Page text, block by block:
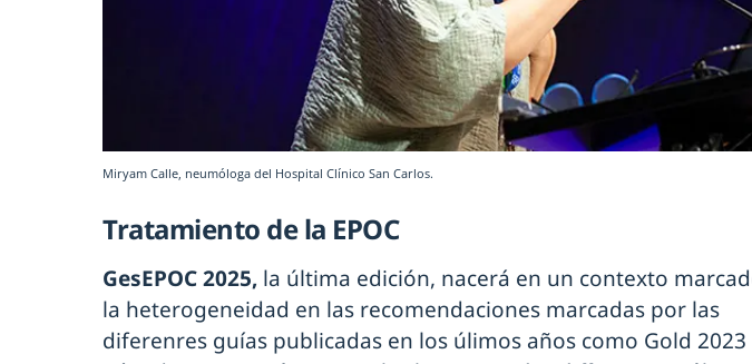
Miryam Calle, neumóloga del Hospital Clínico San Carlos.
Tratamiento de la EPOC
GesEPOC 2025, la última edición, nacerá en un contexto
la heterogeneidad en las recomendaciones marcadas por las
diferenres guías publicadas en los úlimos años como Gold 2023